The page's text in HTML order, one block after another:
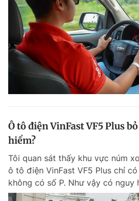
Ô tô điện VinFast VF5 Plus
hiểm?
Tôi quan sát thấy khu vực núm
ô tô điện VinFast VF5 Plus chỉ
không có số P. Như vậy có nguy